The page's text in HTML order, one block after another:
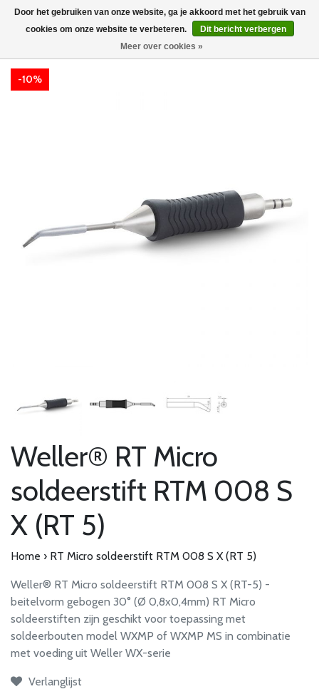
-10%
-10%
-10%
Weller® RT Micro
soldeerstift RTM 008 S
X (RT 5)
Home › RT Micro soldeerstift RTM 008 S X (RT 5)
Weller® RT Micro soldeerstift RTM 008 S X (RT-5) -
beitelvorm gebogen 30° (Ø 0,8x0,4mm) RT Micro
soldeerstiften zijn geschikt voor toepassing met
soldeerbouten model WXMP of WXMP MS in combinatie
met voeding uit Weller WX-serie
Verlanglijst
Door het gebruiken van onze website, ga je akkoord met het gebruik van
cookies om onze website te verbeteren.
Dit bericht verbergen
Meer over cookies »